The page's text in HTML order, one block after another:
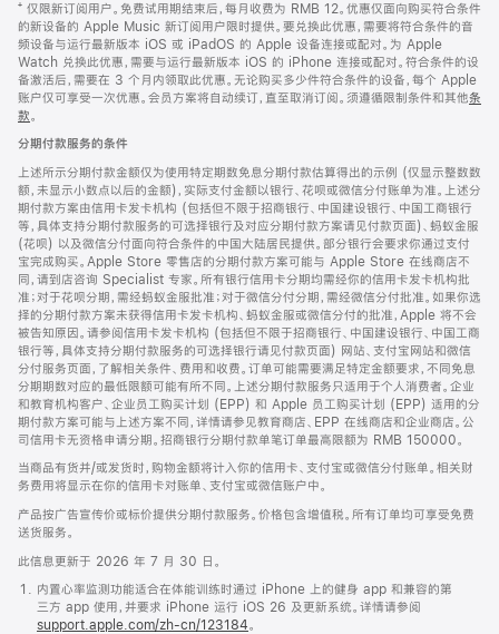
⁺ 仅限新订阅用户。免费试用期结束后，每月收费为 RMB 12。优惠仅面向购买符合条件
的新设备的 Apple Music 新订阅用户限时提供。要兑换此优惠，需要将符合条件的音
频设备与运行最新版本 iOS 或 iPadOS 的 Apple 设备连接或配对。为 Apple
Watch 兑换此优惠，需要与运行最新版本 iOS 的 iPhone 连接或配对。符合条件的设
备激活后，需要在 3 个月内领取此优惠。无论购买多少件符合条件的设备，每个 Apple
账户仅可享受一次优惠。会员方案将自动续订，直至取消订阅。须遵循限制条件和其他条
款。
窗
口
中
打
开)
分期付款服务的条件
上述所示分期付款金额仅为使用特定期数免息分期付款估算得出的示例 (仅显示整数数
额，未显示小数点以后的金额)，实际支付金额以银行、花呗或微信分付账单为准。上述分
期付款方案由信用卡发卡机构 (包括但不限于招商银行、中国建设银行、中国工商银行
等，具体支持分期付款服务的可选择银行及对应分期付款方案请见付款页面)、蚂蚁金服
(花呗) 以及微信分付面向符合条件的中国大陆居民提供。部分银行会要求你通过支付
宝完成购买。Apple Store 零售店的分期付款方案可能与 Apple Store 在线商店不
同，请到店咨询 Specialist 专家。所有银行信用卡分期均需经你的信用卡发卡机构批
准；对于花呗分期，需经蚂蚁金服批准；对于微信分付分期，需经微信分付批准。如果你选
择的分期付款方案未获得信用卡发卡机构、蚂蚁金服或微信分付的批准，Apple 将不会
被告知原因。请参阅信用卡发卡机构 (包括但不限于招商银行、中国建设银行、中国工商
银行等，具体支持分期付款服务的可选择银行请见付款页面) 网站、支付宝网站和微信
分付服务页面，了解相关条件、费用和收费。订单可能需要满足特定金额要求，不同免息
分期期数对应的最低限额可能有所不同。上述分期付款服务只适用于个人消费者。企业
和教育机构客户、企业员工购买计划 (EPP) 和 Apple 员工购买计划 (EPP) 适用的分
期付款方案可能与上述方案不同，详情请参见教育商店、EPP 在线商店和企业商店。公
司信用卡无资格申请分期。招商银行分期付款单笔订单最高限额为 RMB 150000。
当商品有货并/或发货时，购物金额将计入你的信用卡、支付宝或微信分付账单。相关财
务费用将显示在你的信用卡对账单、支付宝或微信账户中。
产品按广告宣传价或标价提供分期付款服务。价格包含增值税。所有订单均可享受免费
送货服务。
此信息更新于 2026 年 7 月 30 日。
内置心率监测功能适合在体能训练时通过 iPhone 上的健身 app 和兼容的第
三方 app 使用，并要求 iPhone 运行 iOS 26 及更新系统。详情请参阅
support.apple.com/zh-cn/123184。